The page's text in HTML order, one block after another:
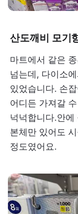
산도깨비 모기
마트에서 같은
넘는데, 다이소
있었습니다. 손
어디든 가져갈
넉넉합니다.안
본체만 있어도
정도였어요.